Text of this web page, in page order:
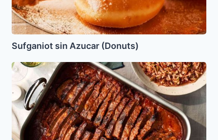
Sufganiot sin Azucar (Donuts)
Brisket
Agridulce